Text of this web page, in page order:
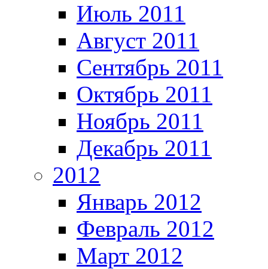
Июль 2011
Август 2011
Сентябрь 2011
Октябрь 2011
Ноябрь 2011
Декабрь 2011
2012
Январь 2012
Февраль 2012
Март 2012